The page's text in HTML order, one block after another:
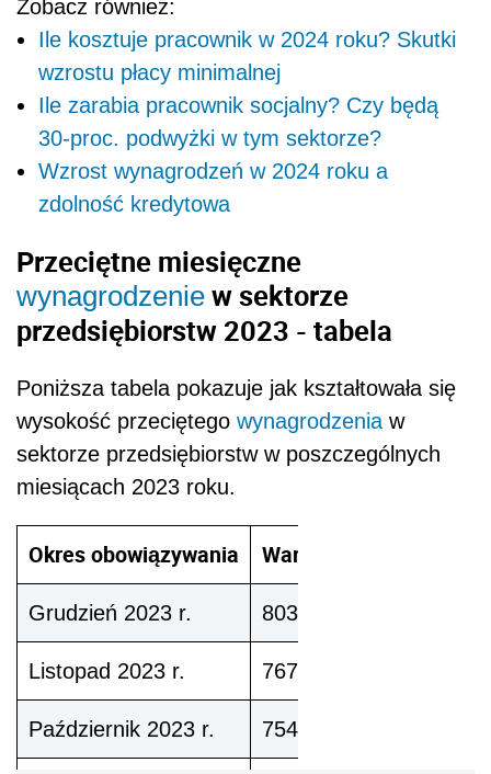
Zobacz również:
Ile kosztuje pracownik w 2024 roku? Skutki
wzrostu płacy minimalnej
Ile zarabia pracownik socjalny? Czy będą
30-proc. podwyżki w tym sektorze?
Wzrost wynagrodzeń w 2024 roku a
zdolność kredytowa
Przeciętne miesięczne
wynagrodzenie w sektorze
przedsiębiorstw 2023 - tabela
Poniższa tabela pokazuje jak kształtowała się
wysokość przeciętego wynagrodzenia w
sektorze przedsiębiorstw w poszczególnych
miesiącach 2023 roku.
Okres obowiązywania Wartość
Grudzień 2023 r. 8032,96 zł
Listopad 2023 r. 7670,19 zł
Październik 2023 r. 7544,98 zł